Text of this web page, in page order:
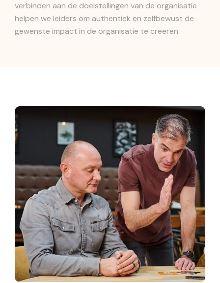
verbinden aan de doelstellingen van de organisatie
helpen we leiders om authentiek en zelfbewust de
gewenste impact in de organisatie te creëren.